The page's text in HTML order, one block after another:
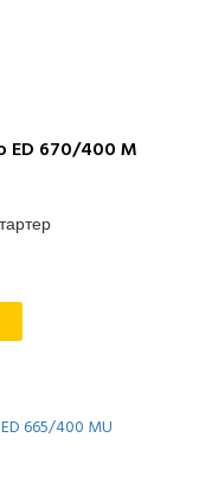
ED 670/400 M